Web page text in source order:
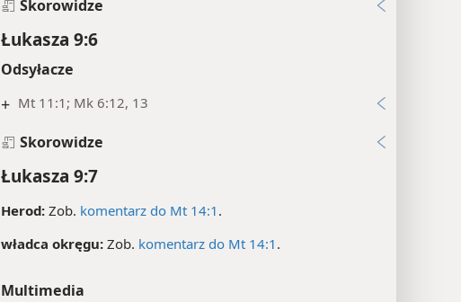
Skorowidze
Łukasza 9:6
Odsyłacze
+ Mt 11:1; Mk 6:12, 13
Skorowidze
Łukasza 9:7
Herod: Zob. komentarz do Mt 14:1 .
władca okręgu: Zob. komentarz do Mt 14:1 .
Multimedia